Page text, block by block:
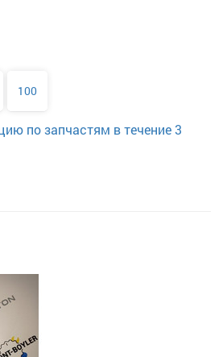
100
по запчастям в течение 3